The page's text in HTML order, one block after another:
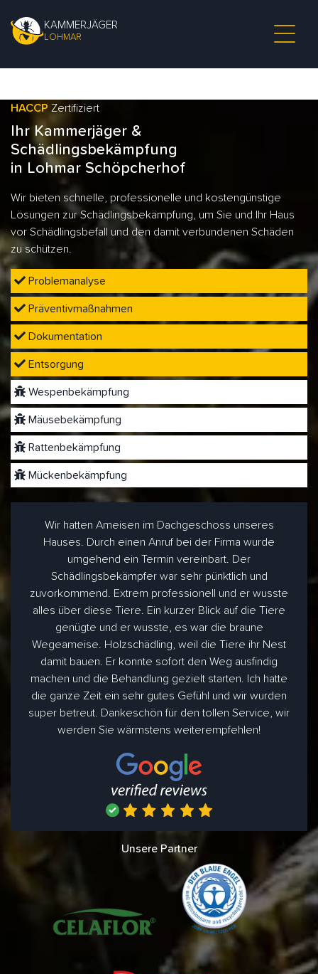
KAMMERJÄGER
LOHMAR
HACCP Zertifiziert
Ihr Kammerjäger &
Schädlingsbekämpfung
in Lohmar Schöpcherhof
Wir bieten schnelle, professionelle und kostengünstige
Lösungen zur Schädlingsbekämpfung, um Sie und Ihr Haus
vor Schädlingsbefall und den damit verbundenen Schäden
zu schützen.
Problemanalyse
Präventivmaßnahmen
Dokumentation
Entsorgung
Wespenbekämpfung
Mäusebekämpfung
Rattenbekämpfung
Mückenbekämpfung
Wir hatten Ameisen im Dachgeschoss unseres
Hauses. Durch einen Anruf bei der Firma wurde
umgehend ein Termin vereinbart. Der
Schädlingsbekämpfer war sehr pünktlich und
zuvorkommend. Extrem professionell und er wusste
alles über diese Tiere. Ein kurzer Blick auf die Tiere
genügte und er wusste, es war die braune
Wegeameise. Holzschädling, weil die Tiere ihr Nest
damit bauen. Er konnte sofort den Weg ausfindig
machen und die Behandlung gezielt starten. Ich hatte
die ganze Zeit ein sehr gutes Gefühl und wir wurden
super betreut. Dankeschön für den tollen Service, wir
werden Sie wärmstens weiterempfehlen!
Unsere Partner